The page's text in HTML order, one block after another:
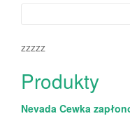
zzzzz
Produkty
Nevada Cewka